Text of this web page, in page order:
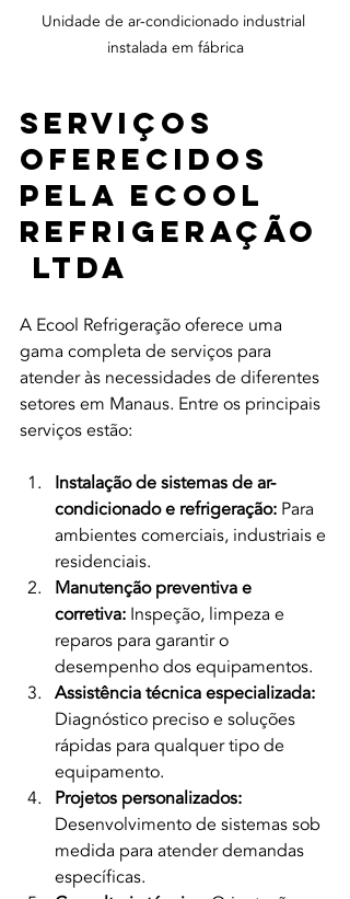
Unidade de ar-condicionado industrial
instalada em fábrica
Serviços
Oferecidos
pela Ecool
Refrigeração
Ltda
A Ecool Refrigeração oferece uma
gama completa de serviços para
atender às necessidades de diferentes
setores em Manaus. Entre os principais
serviços estão:
Instalação de sistemas de ar-
condicionado e refrigeração: Para
ambientes comerciais, industriais e
residenciais.
Manutenção preventiva e
corretiva: Inspeção, limpeza e
reparos para garantir o
desempenho dos equipamentos.
Assistência técnica especializada:
Diagnóstico preciso e soluções
rápidas para qualquer tipo de
equipamento.
Projetos personalizados:
Desenvolvimento de sistemas sob
medida para atender demandas
específicas.